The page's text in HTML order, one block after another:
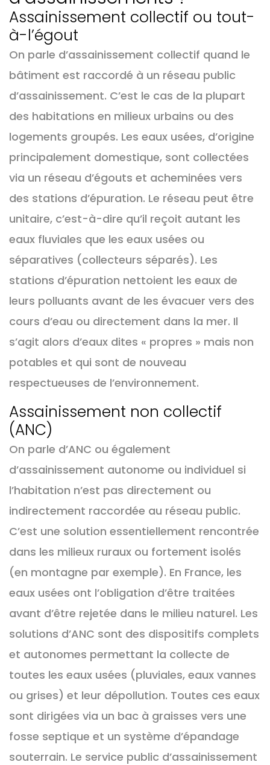
Assainissement collectif ou tout-
à-l’égout
On parle d’assainissement collectif quand le
bâtiment est raccordé à un réseau public
d’assainissement. C’est le cas de la plupart
des habitations en milieux urbains ou des
logements groupés. Les eaux usées, d’origine
principalement domestique, sont collectées
via un réseau d’égouts et acheminées vers
des stations d’épuration. Le réseau peut être
unitaire, c’est-à-dire qu’il reçoit autant les
eaux fluviales que les eaux usées ou
séparatives (collecteurs séparés). Les
stations d’épuration nettoient les eaux de
leurs polluants avant de les évacuer vers des
cours d’eau ou directement dans la mer. Il
s’agit alors d’eaux dites « propres » mais non
potables et qui sont de nouveau
respectueuses de l’environnement.
Assainissement non collectif
(ANC)
On parle d’ANC ou également
d’assainissement autonome ou individuel si
l’habitation n’est pas directement ou
indirectement raccordée au réseau public.
C’est une solution essentiellement rencontrée
dans les milieux ruraux ou fortement isolés
(en montagne par exemple). En France, les
eaux usées ont l’obligation d’être traitées
avant d’être rejetée dans le milieu naturel. Les
solutions d’ANC sont des dispositifs complets
et autonomes permettant la collecte de
toutes les eaux usées (pluviales, eaux vannes
ou grises) et leur dépollution. Toutes ces eaux
sont dirigées via un bac à graisses vers une
fosse septique et un système d’épandage
souterrain. Le service public d’assainissement